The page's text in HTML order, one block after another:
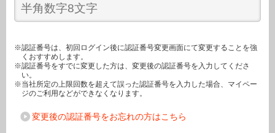
※認証番号は、初回ログイン後に認証番号変更画面にて変更することを強
くおすすめします。
※認証番号をすでに変更した方は、変更後の認証番号を入力してくださ
い。
※当社所定の上限回数を超えて誤った認証番号を入力した場合、マイペー
ジのご利用などができなくなります。
変更後の認証番号をお忘れの方はこちら